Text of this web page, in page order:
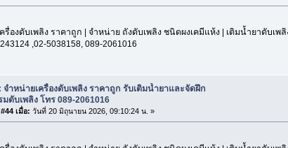
รื่องดับเพลิง ราคาถูก | จำหน่าย ถังดับเพลิง ชนิดผงเคมีแห้ง | เติมน้ำยาดับเพ
,02-5038158, 089-2061016
จำหน่ายเครื่องดับเพลิง ราคาถูก รับเติมน้ำยาและจัดฝึก
มดับเพลิง โทร 089-2061016
เมื่อ: วันที่ 20 มิถุนายน 2026, 09:10:24 น. »